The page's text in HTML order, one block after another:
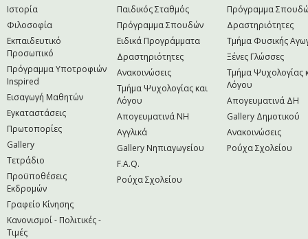
Ιστορία
Φιλοσοφία
Εκπαιδευτικό
Προσωπικό
Πρόγραμμα Υποτροφιών
Inspired
Εισαγωγή Μαθητών
Εγκαταστάσεις
Πρωτοπορίες
Gallery
Τετράδιο
Προϋποθέσεις
Εκδρομών
Γραφείο Κίνησης
Κανονισμοί - Πολιτικές -
Τιμές
Παιδικός Σταθμός
Πρόγραμμα Σπουδών
Ειδικά Προγράμματα
Δραστηριότητες
Ανακοινώσεις
Τμήμα Ψυχολογίας και
Λόγου
Απογευματινά NH
Αγγλικά
Gallery Νηπιαγωγείου
F.A.Q.
Ρούχα Σχολείου
Πρόγραμμα
Δραστηριότητες
Τμήμα Φυσικής
Ξένες Γλώσσες
Τμήμα Ψυχολογίας
Λόγου
Απογευματινά ΔΗ
Gallery Δημοτικού
Ανακοινώσεις
Ρούχα Σχολείου